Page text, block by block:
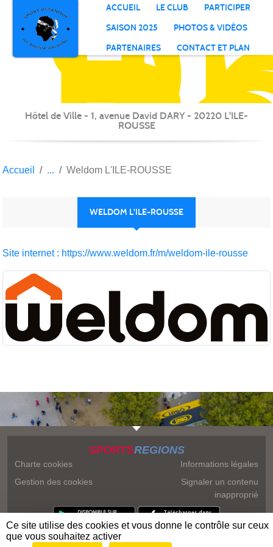
ACCUEIL LE CLUB
PARTICIPER
SAISON 2025
PHOTOS & VIDÉOS
PARTENAIRES
CONTACT ET PLAN
Hôtel de Ville - 1, avenue David DARY - 20220 L'ILE-
ROUSSE
Accueil Weldom L'ILE-ROUSSE
WELDOM L'ILE-ROUSSE
Site internet : https://www.weldom.fr/m/weldom-ile-rousse
SPORTSREGIONS
Charte cookies
Gestion des cookies
Informations légales
Signaler un contenu
inapproprié
Panneau de gestion des cookies
Ce site utilise des cookies et vous donne le contrôle sur ceux
que vous souhaitez activer